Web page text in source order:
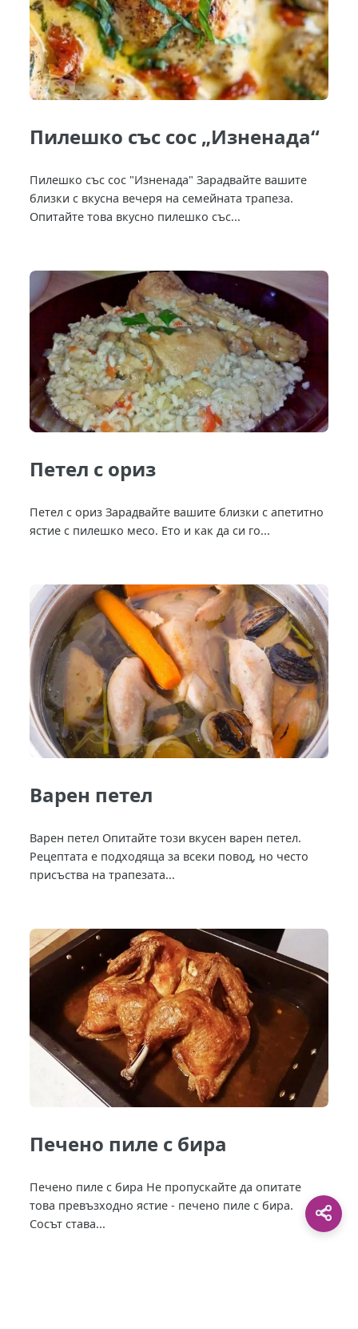
Пилешко със сос „Изненада“
Пилешко със сос "Изненада" Зарадвайте вашите
близки с вкусна вечеря на семейната трапеза.
Опитайте това вкусно пилешко със...
Петел с ориз
Петел с ориз Зарадвайте вашите близки с апетитно
ястие с пилешко месо. Ето и как да си го...
Варен петел
Варен петел Опитайте този вкусен варен петел.
Рецептата е подходяща за всеки повод, но често
присъства на трапезата...
Печено пиле с бира
Печено пиле с бира Не пропускайте да опитате
това превъзходно ястие - печено пиле с бира.
Сосът става...